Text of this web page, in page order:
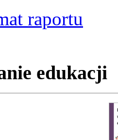
raportu
edukacji